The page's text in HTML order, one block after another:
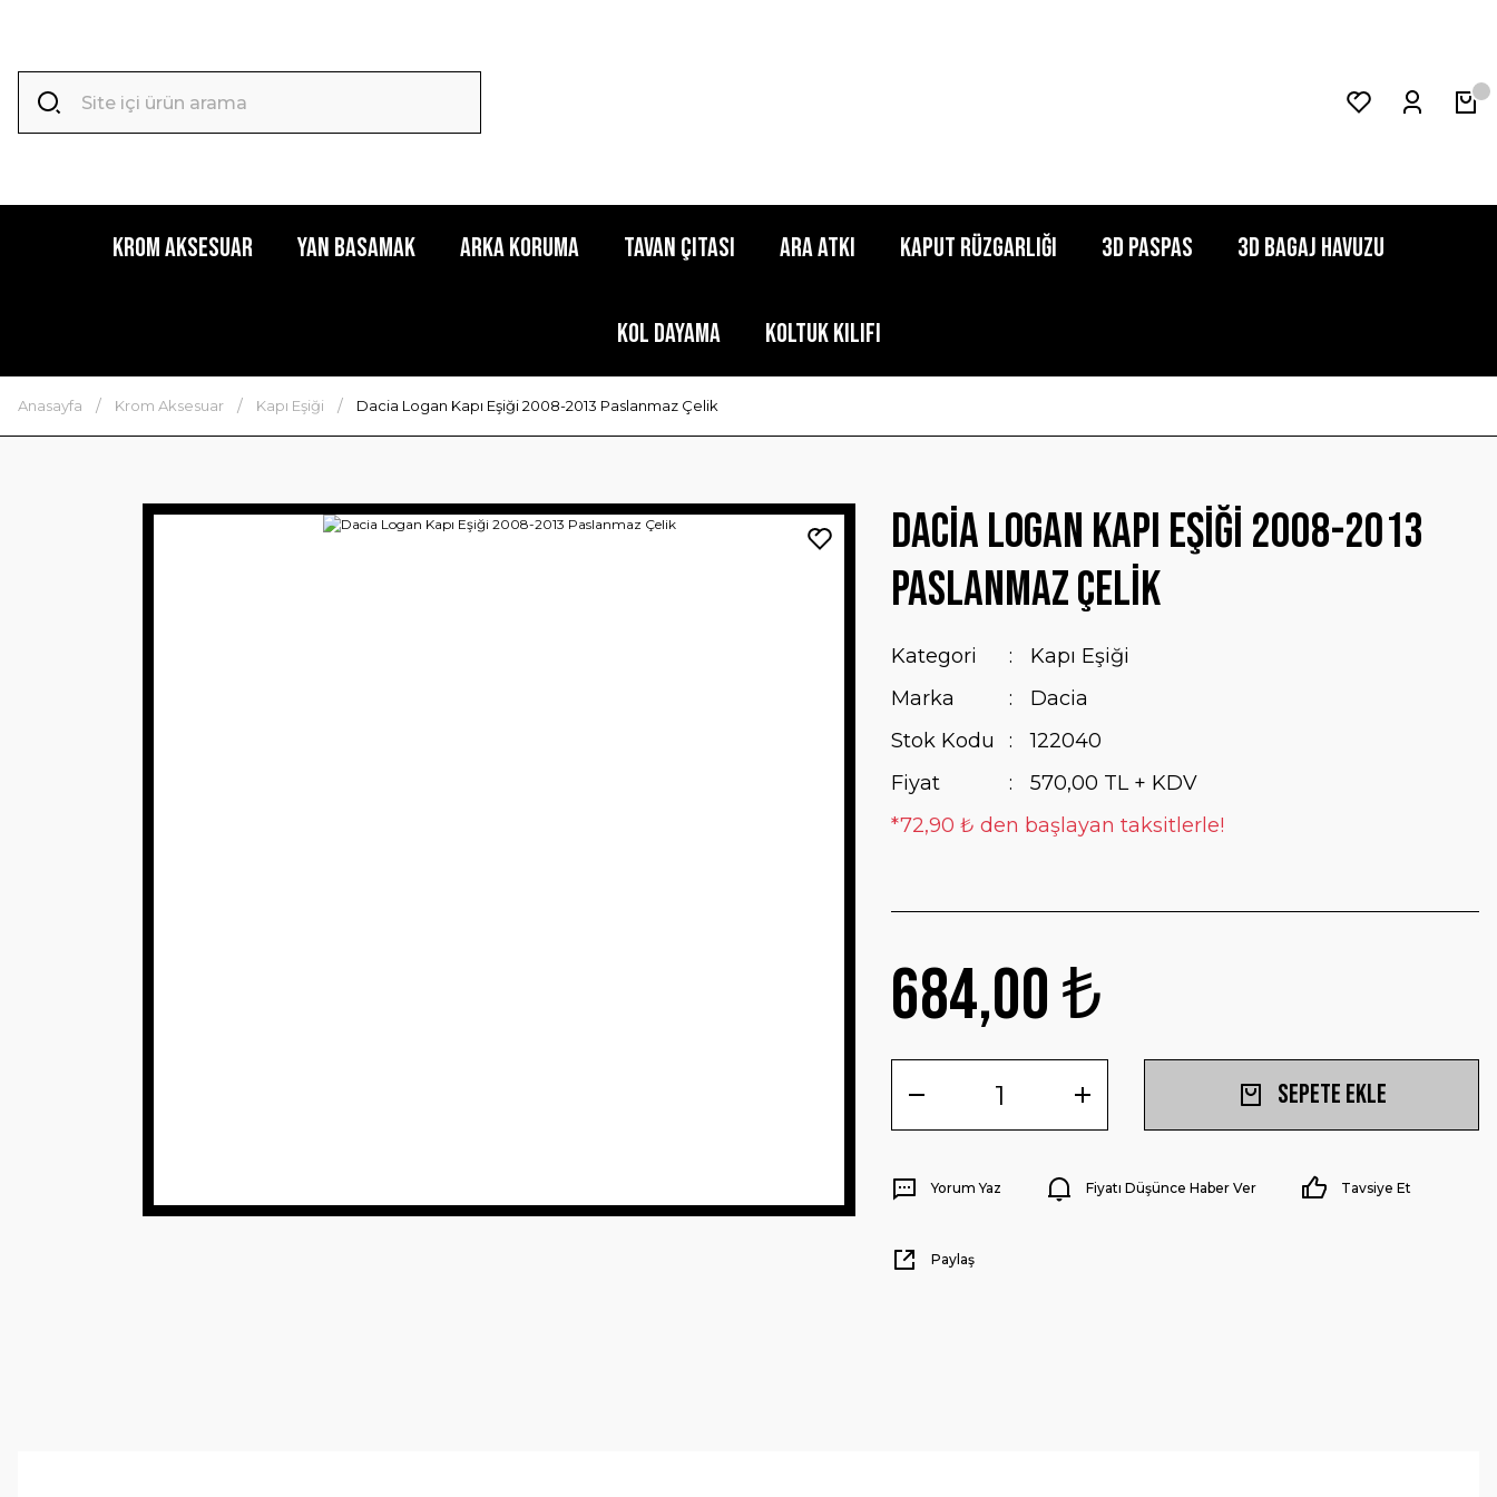
Krom Aksesuar Yan Basamak Arka Koruma Tavan Çıtası Ara Atkı Kaput Rüzgarlığı 3D Paspas 3D Bagaj Havuzu
Kol Dayama Koltuk Kılıfı
Anasayfa Krom Aksesuar Kapı Eşiği Dacia Logan Kapı Eşiği 2008-2013 Paslanmaz Çelik
Dacia Logan Kapı Eşiği 2008-2013
Paslanmaz Çelik
Kategori
Kapı Eşiği
Marka
Dacia
Stok Kodu
122040
Fiyat
570,00 TL + KDV
*72,90 ₺ den başlayan taksitlerle!
684,00 ₺
Sepete Ekle
Yorum Yaz Fiyatı Düşünce Haber Ver Tavsiye Et
Paylaş